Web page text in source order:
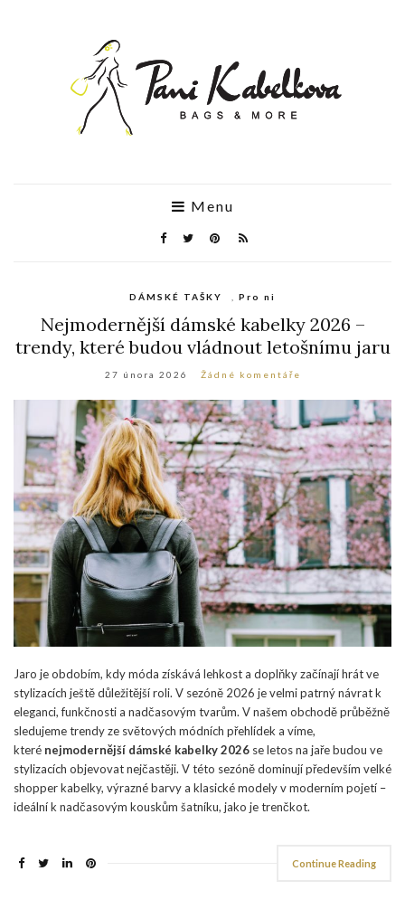
Menu
DÁMSKÉ TAŠKY Pro ni
Nejmodernější dámské kabelky 2026 –
trendy, které budou vládnout letošnímu jaru
27 února 2026 Žádné komentáře
Jaro je obdobím, kdy móda získává lehkost a doplňky začínají hrát ve
stylizacích ještě důležitější roli. V sezóně 2026 je velmi patrný návrat k
eleganci, funkčnosti a nadčasovým tvarům. V našem obchodě průběžně
sledujeme trendy ze světových módních přehlídek a víme,
které nejmodernější dámské kabelky 2026 se letos na jaře budou ve
stylizacích objevovat nejčastěji. V této sezóně dominují především velké
shopper kabelky, výrazné barvy a klasické modely v moderním pojetí –
ideální k nadčasovým kouskům šatníku, jako je trenčkot.
Continue Reading